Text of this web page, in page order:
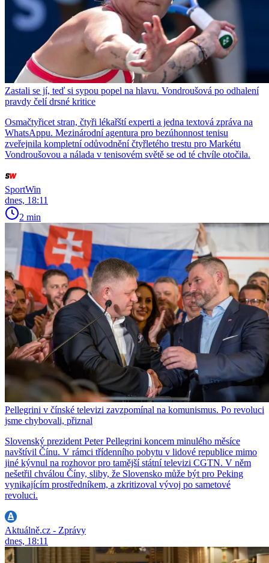
Zastali se jí, teď si sypou popel na hlavu. Vondroušová po odhalení
pravdy čelí drsné kritice
Osmačtyřicet stran, čtyři lékařští experti a jedna textová zpráva na
WhatsAppu. Mezinárodní agentura pro bezúhonnost tenisu
zveřejnila kompletní odůvodnění čtyřletého trestu pro Markétu
Vondroušovou a nálada v tenisovém světě se od té chvíle otočila.
SportWin
dnes, 18:11
2 min
Pellegrini v čínské televizi zavzpomínal na komunismus. Po revoluci
jsme chybovali, přiznal
Slovenský prezident Peter Pellegrini koncem minulého měsíce
navštívil Čínu. V rámci třídenního pobytu v lidové republice mimo
jiné kývnul na rozhovor pro tamější státní televizi CGTN. V něm
nešetřil chválou Číny, sliby, že Slovensko může být pro Peking
vynikajícím prostředníkem, a zkritizoval vývoj po sametové
revoluci.
Aktuálně.cz - Zprávy
dnes, 18:11